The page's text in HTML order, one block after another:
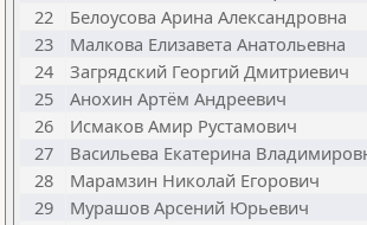
22
Белоусова Арина Александровна
23
Малкова Елизавета Анатольевна
24
Загрядский Георгий Дмитриевич
25
Анохин Артём Андреевич
26
Исмаков Амир Рустамович
27
Васильева Екатерина
28
Марамзин Николай Егорович
29
Мурашов Арсений Юрьевич